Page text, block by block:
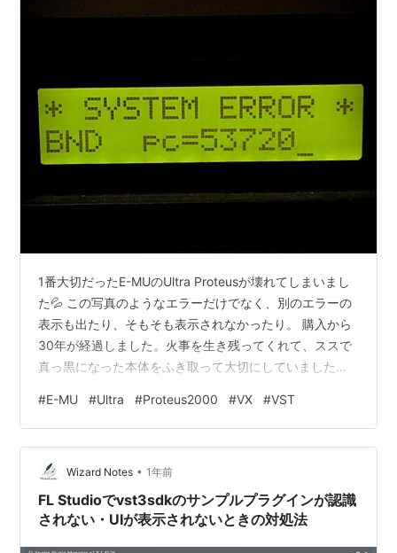
1番大切だったE-MUのUltra Proteusが壊れてしまいまし
た💦 この写真のようなエラーだけでなく、別のエラーの
表示も出たり、そもそも表示されなかったり。 購入から
30年が経過しました。火事を生き残ってくれて、ススで
真っ黒になった本体をふき取って大切にしていました。
的ではない機材となっていました。 特にアコースティッ
クピアノ、ビオラ、トランペット2種類、トロンボーン、
オーボエ、クラリネットなど、生楽器のシミュレートと
して非常に重宝していました。トランペッターである自
分が気に入ったトランペットの音色なんて、今後めぐり
逢う事なんてなさそうで…
#E-MU #Ultra #Proteus2000 #VX #VST
Wizard Notes • 1年前
FL Studioでvst3sdkのサンプルプラグインが認識
されない・UIが表示されないときの対処法